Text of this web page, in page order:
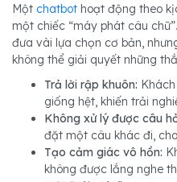
Một chatbot hoạt động theo
một chiếc “máy phát câu
đưa vài lựa chọn cơ bản,
không thể giải quyết những
Trả lời rập khuôn:
giống hệt, khiến trải
Không xử lý được câu
đặt một câu khác đi,
Tạo cảm giác vô hồn:
không được lắng nghe